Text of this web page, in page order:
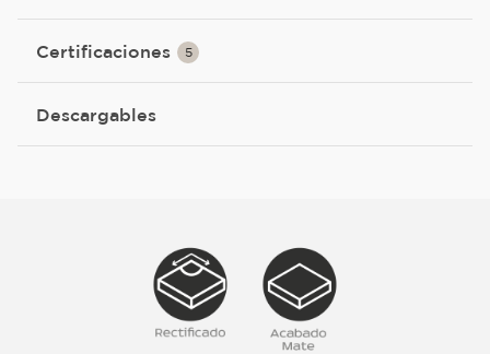
Certificaciones 5
Descargables